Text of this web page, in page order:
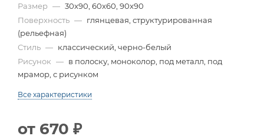
Размер — 30x90, 60x60, 90x90
Поверхность — глянцевая, структурированная
(рельефная)
Стиль — классический, черно-белый
Рисунок — в полоску, моноколор, под металл, под
мрамор, с рисунком
Все характеристики
от 670 ₽